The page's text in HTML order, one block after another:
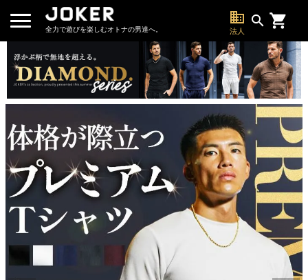
全力で遊びを楽しむオトナの男達へ。
business
法人
search